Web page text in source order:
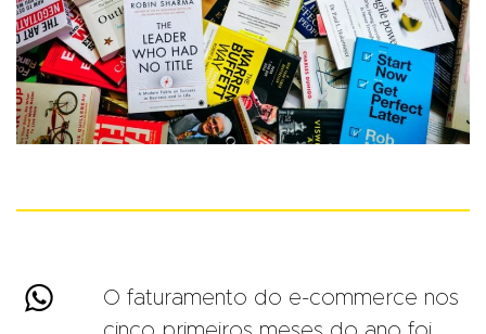

O faturamento do e-commerce nos